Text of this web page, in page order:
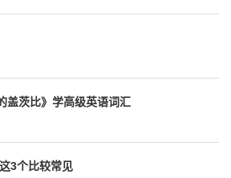
盖茨比》学高级英语词汇
3个比较常见